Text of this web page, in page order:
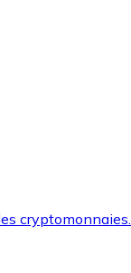
cryptomonnaies.